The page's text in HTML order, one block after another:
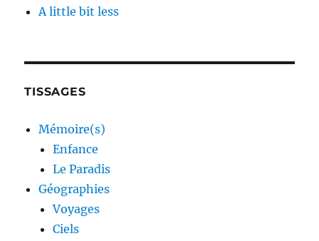
A little bit less
TISSAGES
Mémoire(s)
Enfance
Le Paradis
Géographies
Voyages
Ciels